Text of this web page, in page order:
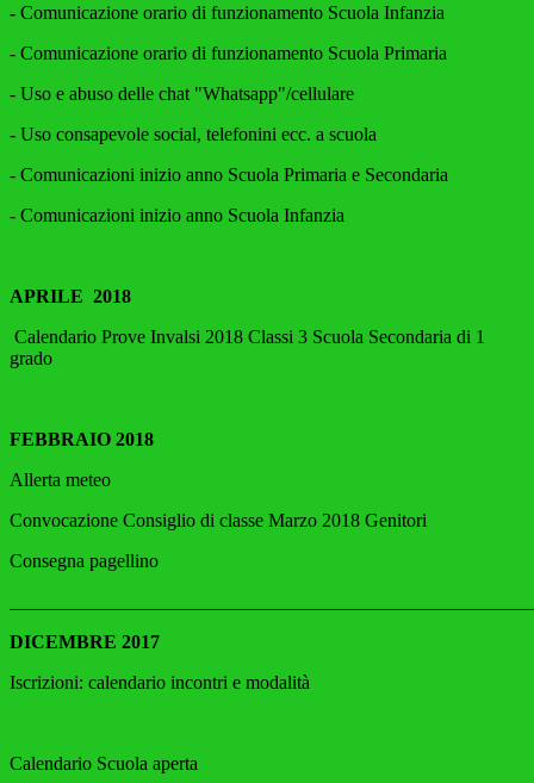
- Comunicazione orario di funzionamento Scuola Infanzia
- Comunicazione orario di funzionamento Scuola Primaria
- Uso e abuso delle chat "Whatsapp"/cellulare
- Uso consapevole social, telefonini ecc. a scuola
- Comunicazioni inizio anno Scuola Primaria e Secondaria
- Comunicazioni inizio anno Scuola Infanzia
APRILE 2018
Calendario Prove Invalsi 2018 Classi 3 Scuola Secondaria di 1
grado
FEBBRAIO 2018
Allerta meteo
Convocazione Consiglio di classe Marzo 2018 Genitori
Consegna pagellino
DICEMBRE 2017
Iscrizioni: calendario incontri e modalità
Calendario Scuola aperta